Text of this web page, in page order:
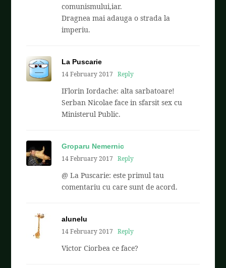
comunismului,iar.
Dragnea mai adauga o strada la
imperiu.
La Puscarie
14 February 2017
Reply
IFlorin Iordache: alta sarbatoare!
Serban Nicolae face in sfarsit sex cu
Ministerul Public.
Groparu Nemernic
14 February 2017
Reply
@ La Puscarie: este primul tau
comentariu cu care sunt de acord.
alunelu
14 February 2017
Reply
Victor Ciorbea ce face?